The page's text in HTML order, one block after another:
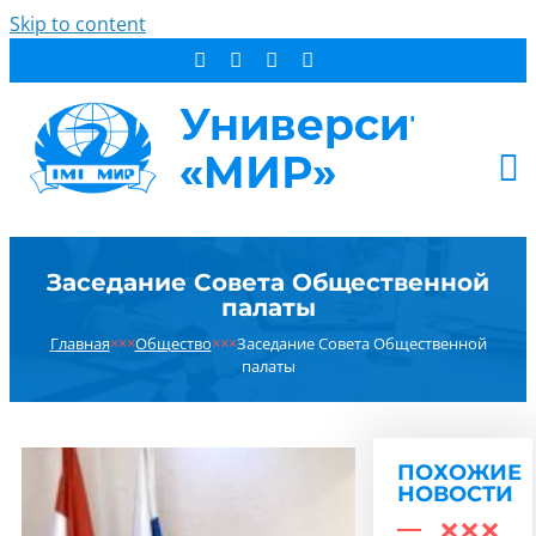
Skip to content
СТУДЕНТУ
НОВОСТИ
РЕЗУЛЬТАТ ПОИСКА:
Заседание Совета Общественной
палаты
Главная×××Общество×××Заседание Совета Общественной
палаты
ПОХОЖИЕ
НОВОСТИ